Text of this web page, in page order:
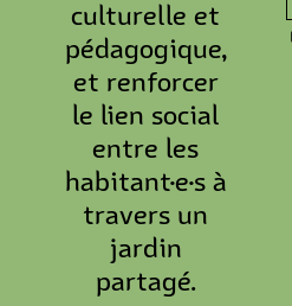
culturelle et
pédagogique,
et renforcer
le lien social
entre les
habitant·e·s à
travers un
jardin
partagé.